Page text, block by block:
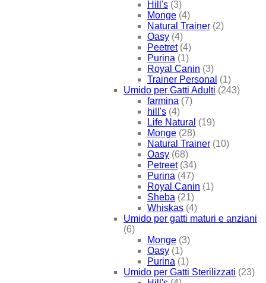
Hill's (3)
Monge (4)
Natural Trainer (2)
Oasy (4)
Peetret (4)
Purina (1)
Royal Canin (3)
Trainer Personal (1)
Umido per Gatti Adulti (243)
farmina (7)
hill's (4)
Life Natural (19)
Monge (28)
Natural Trainer (10)
Oasy (68)
Petreet (34)
Purina (47)
Royal Canin (1)
Sheba (21)
Whiskas (4)
Umido per gatti maturi e anziani
(6)
Monge (3)
Oasy (1)
Purina (1)
Umido per Gatti Sterilizzati (23)